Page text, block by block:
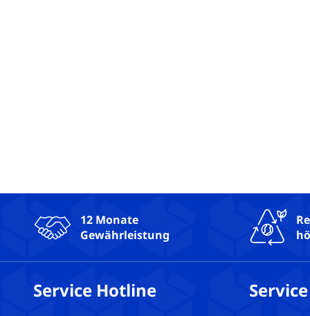
12 Monate
Gewährleistung
Service Hotline Service